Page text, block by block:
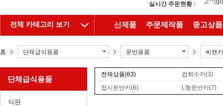
실시간 주문현황 : 홍
신제품 주문제작품 중고상품
전체 카테고리 보기
홈 단체급식용품 운반용품 씨팬
단체급식용품
식판
전체상품(63) 컵회수카(3)
접시운반카(6) L형운반카(7)